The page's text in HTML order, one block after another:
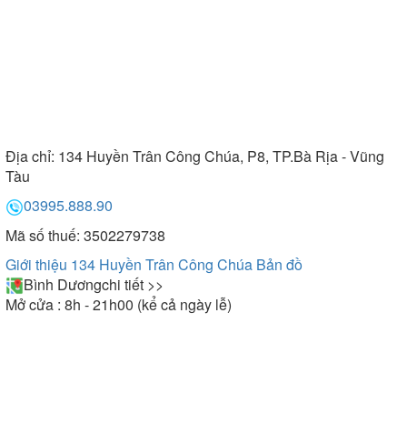
Địa chỉ: 134 Huyền Trân Công Chúa, P8, TP.Bà Rịa - Vũng
Tàu
03995.888.90
Mã số thuế: 3502279738
Giới thiệu 134 Huyền Trân Công Chúa Bản đồ
Bình Dươngchi tiết >>
Mở cửa : 8h - 21h00 (kể cả ngày lễ)